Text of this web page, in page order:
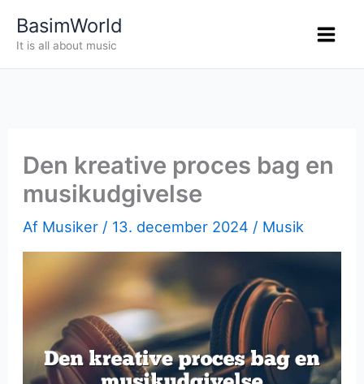
BasimWorld
It is all about music
Den kreative proces bag en
musikudgivelse
Af Musiker / 13. december 2024 / Musik